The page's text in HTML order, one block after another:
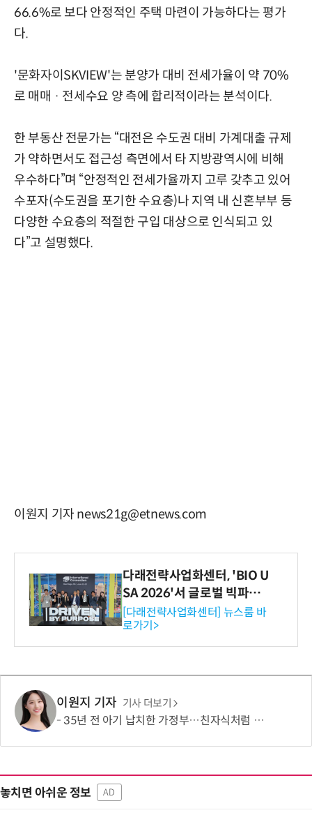
66.6%로 보다 안정적인 주택 마련이 가능하다는 평가
다.
'문화자이SKVIEW'는 분양가 대비 전세가율이 약 70%
로 매매 · 전세수요 양 측에 합리적이라는 분석이다.
한 부동산 전문가는 “대전은 수도권 대비 가계대출 규제
가 약하면서도 접근성 측면에서 타 지방광역시에 비해
우수하다”며 “안정적인 전세가율까지 고루 갖추고 있어
수포자(수도권을 포기한 수요층)나 지역 내 신혼부부 등
다양한 수요층의 적절한 구입 대상으로 인식되고 있
다”고 설명했다.
이원지 기자 news21g@etnews.com
다래전략사업화센터, 'BIO U
SA 2026'서 글로벌 빅파마
와의 비즈니스 미팅 지원…K
-바이오 해외 진출 교두보 확
보
[다래전략사업화센터] 뉴스룸 바
로가기>
이원지 기자 기사 더보기
35년 전 아기 납치한 가정부…친자식처럼 키워서? '징역 3년' 논란
놓치면 아쉬운 정보 AD